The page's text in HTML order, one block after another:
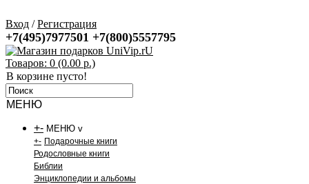
Вход /Регистрация
+7(495)7977501 +7(800)5557795
Товаров: 0 (0.00 р.)
В корзине пусто!
МЕНЮ
+- МЕНЮ v
+- Подарочные книги
Родословные книги
Библии
Энциклопедии и альбомы